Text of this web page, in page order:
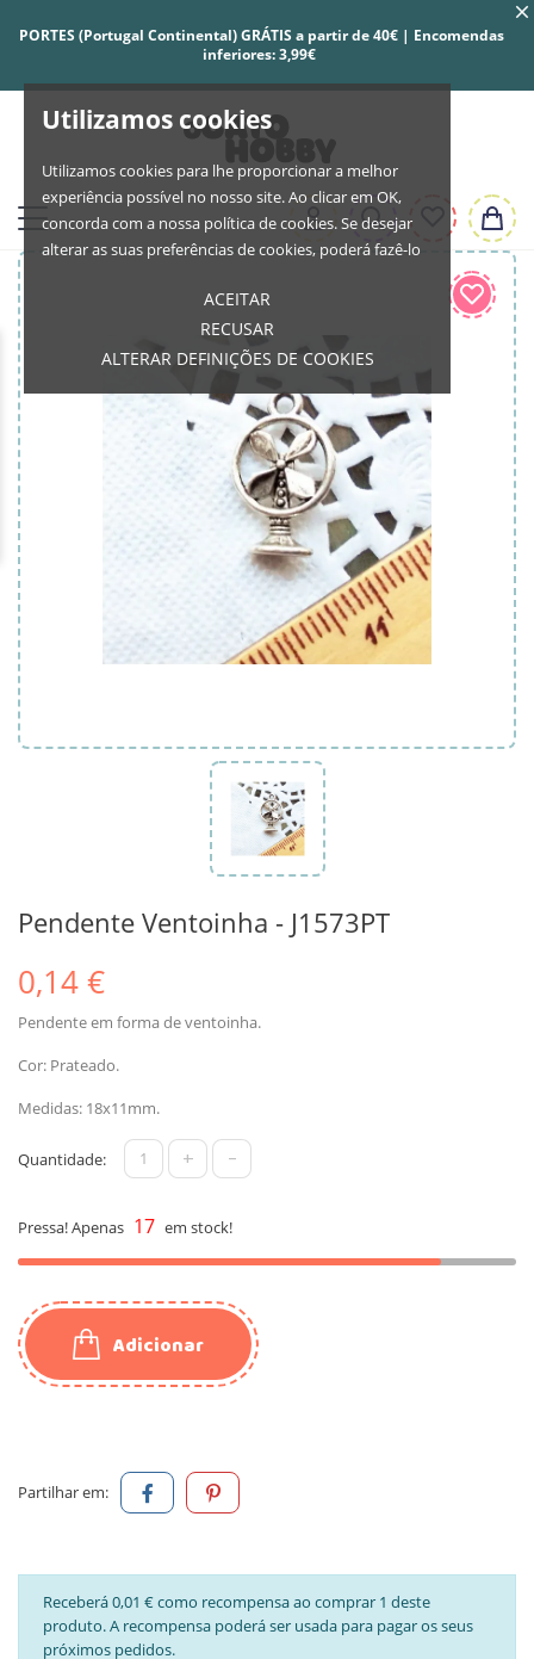
Utilizamos cookies
Utilizamos cookies para lhe proporcionar a melhor
experiência possível no nosso site. Ao clicar em OK,
concorda com a nossa política de cookies. Se desejar
alterar as suas preferências de cookies, poderá fazê-lo
ACEITAR
RECUSAR
ALTERAR DEFINIÇÕES DE COOKIES
PORTES (Portugal Continental) GRÁTIS a partir de 40€ | Encomendas
inferiores: 3,99€
Pendente Ventoinha - J1573PT
0,14 €
Pendente em forma de ventoinha.
Cor: Prateado.
Medidas: 18x11mm.
Quantidade: + -
Pressa! Apenas 17 em stock!
Adicionar
Partilhar em:
Receberá 0,01 € como recompensa ao comprar 1 deste
produto. A recompensa poderá ser usada para pagar os seus
próximos pedidos.